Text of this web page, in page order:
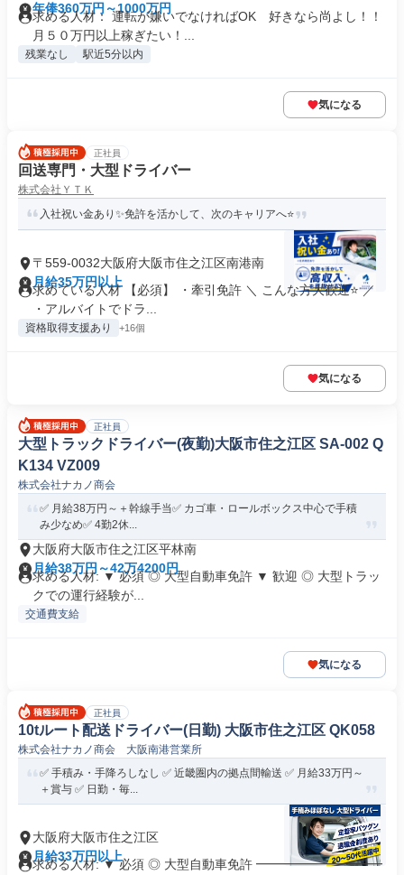
年俸360万円～1000万円
求める人材： 運転が嫌いでなければOK 好きなら尚よし！！
月５０万円以上稼ぎたい！...
残業なし 駅近5分以内
気になる
正社員
回送専門・大型ドライバー
株式会社ＹＴＫ
入社祝い金あり✨免許を活かして、次のキャリアへ⭐
〒559-0032大阪府大阪市住之江区南港南
月給35万円以上
求めている人材 【必須】 ・牽引免許 ＼ こんな方大歓迎⭐ ／
・アルバイトでドラ...
資格取得支援あり +16個
気になる
正社員
大型トラックドライバー(夜勤)大阪市住之江区 SA-002 Q
K134 VZ009
株式会社ナカノ商会
✅️ 月給38万円～＋幹線手当✅️ カゴ車・ロールボックス中心で手積
み少なめ✅️ 4勤2休...
大阪府大阪市住之江区平林南
月給38万円～42万4200円
求める人材: ▼ 必須 ◎ 大型自動車免許 ▼ 歓迎 ◎ 大型トラッ
クでの運行経験が...
交通費支給
気になる
正社員
10tルート配送ドライバー(日勤) 大阪市住之江区 QK058
株式会社ナカノ商会 大阪南港営業所
✅ 手積み・手降ろしなし ✅ 近畿圏内の拠点間輸送 ✅ 月給33万円～
＋賞与 ✅ 日勤・毎...
大阪府大阪市住之江区
月給33万円以上
求める人材: ▼ 必須 ◎ 大型自動車免許 ━━━━━━━━━━